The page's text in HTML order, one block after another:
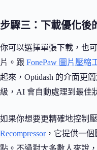
步驟三：下載優化後
你可以選擇單張下載，也
片。跟 FonePaw 圖片壓縮
起來，Optidash 的介面更
級，AI 會自動處理到最佳
如果你想要更精確地控制
Recompressor，它提供一個